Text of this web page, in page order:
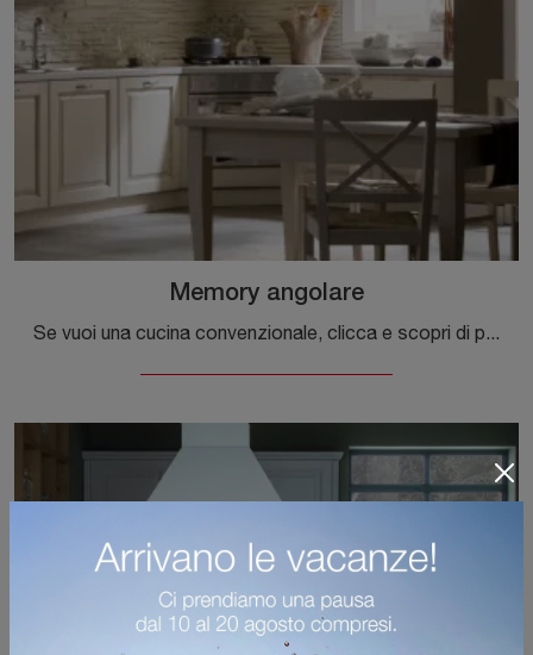
Memory angolare
Se vuoi una cucina convenzionale, clicca e scopri di più sul modello Memory angolare Veneta Cucine.